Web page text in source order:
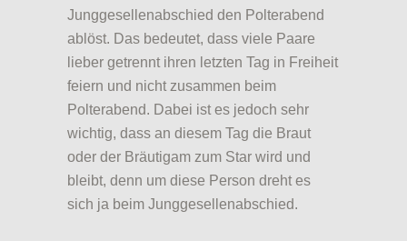
Junggesellenabschied den Polterabend
ablöst. Das bedeutet, dass viele Paare
lieber getrennt ihren letzten Tag in Freiheit
feiern und nicht zusammen beim
Polterabend. Dabei ist es jedoch sehr
wichtig, dass an diesem Tag die Braut
oder der Bräutigam zum Star wird und
bleibt, denn um diese Person dreht es
sich ja beim Junggesellenabschied.